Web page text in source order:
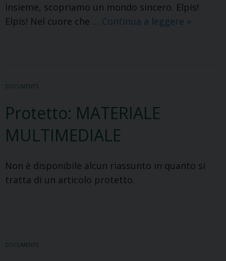
insieme, scopriamo un mondo sincero. Elpis!
Elpis! Nel cuore che … Continua a leggere Testo
»
DOCUMENTS
Protetto: MATERIALE
MULTIMEDIALE
Non è disponibile alcun riassunto in quanto si
tratta di un articolo protetto.
DOCUMENTS